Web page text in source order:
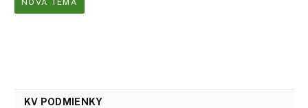
NOVÁ TÉMA
KV PODMIENKY